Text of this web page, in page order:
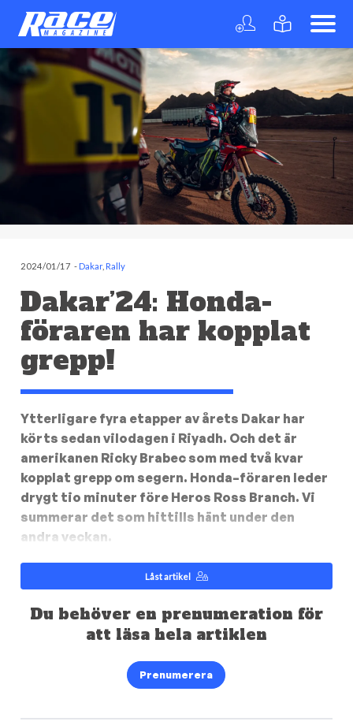
2024/01/17 -Dakar, Rally
Dakar’24: Honda-
föraren har kopplat
grepp!
Ytterligare fyra etapper av årets Dakar har
körts sedan vilodagen i Riyadh. Och det är
amerikanen Ricky Brabec som med två kvar
kopplat grepp om segern. Honda–föraren leder
drygt tio minuter före Heros Ross Branch. Vi
summerar det som hittills hänt under den
andra veckan.
Låst artikel
Du behöver en prenumeration för
att läsa hela artiklen
Prenumerera